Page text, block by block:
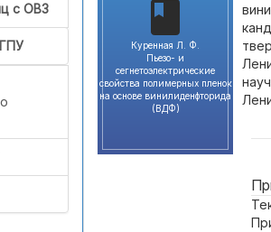
с ОВЗ
Куренная Л. Ф.
Пьезо- и
сегнетоэлектрические
свойства полимерных пленок
на основе винилиденфторида
(ВДФ)